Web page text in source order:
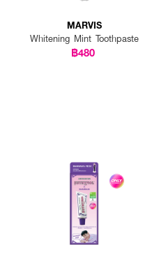
MARVIS
Whitening Mint Toothpaste
฿480